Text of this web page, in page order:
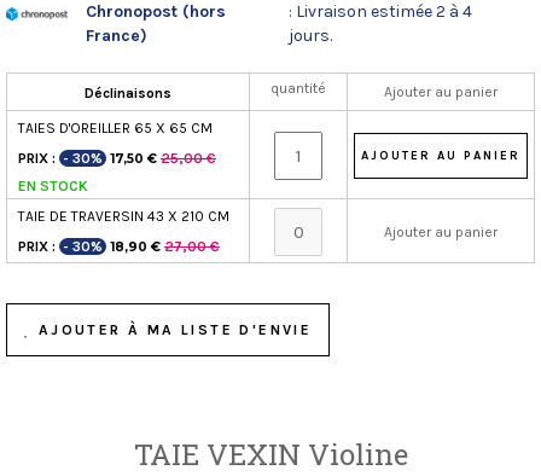
Chronopost (hors
France)
: Livraison estimée 2 à 4
jours.
Déclinaisons quantité Ajouter au panier
TAIES D'OREILLER 65 X 65 CM
PRIX : - 30% 17,50 € 25,00 €
EN STOCK
TAIE DE TRAVERSIN 43 X 210 CM
PRIX : - 30% 18,90 € 27,00 €
Ajouter au panier
AJOUTER À MA LISTE D'ENVIE
TAIE VEXIN Violine